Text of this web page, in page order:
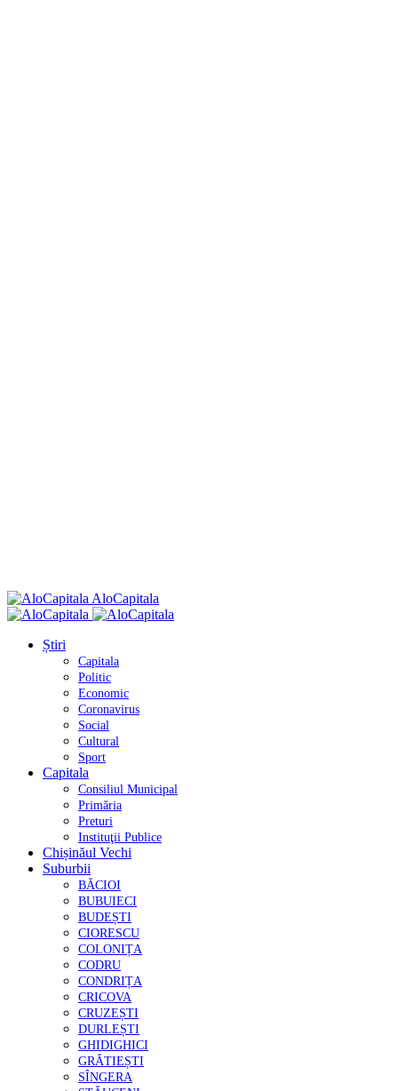
AloCapitala
Știri
Capitala
Politic
Economic
Coronavirus
Social
Cultural
Sport
Capitala
Consiliul Municipal
Primăria
Preturi
Instituţii Publice
Chișinăul Vechi
Suburbii
BĂCIOI
BUBUIECI
BUDEȘTI
CIORESCU
COLONIȚA
CODRU
CONDRIȚA
CRICOVA
CRUZEȘTI
DURLEȘTI
GHIDIGHICI
GRĂTIEȘTI
SÎNGERA